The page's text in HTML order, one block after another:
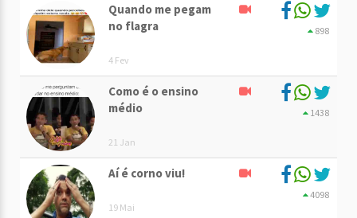
Quando me pegam
no flagra
4 Fev
898
Como é o ensino
médio
21 Jan
1438
Aí é corno viu!
19 Mai
4098